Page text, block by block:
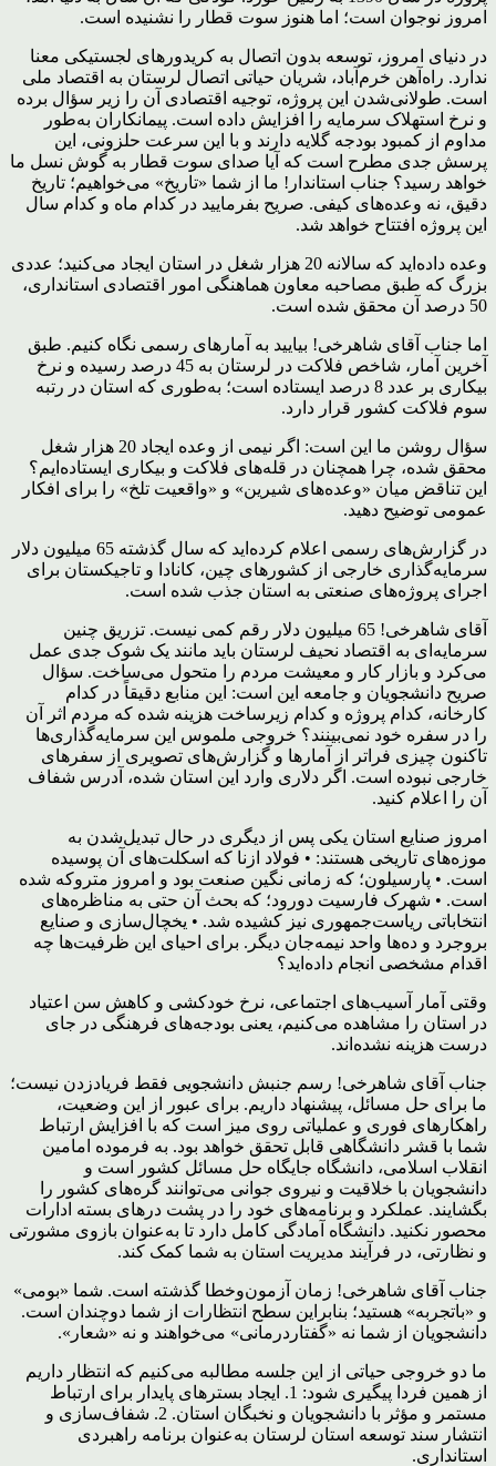
امروز نوجوان است؛ اما هنوز سوت قطار را نشنیده است.
در دنیای امروز، توسعه بدون اتصال به کریدورهای لجستیکی معنا
ندارد. راه‌آهن خرم‌آباد، شریان حیاتی اتصال لرستان به اقتصاد ملی
است. طولانی‌شدن این پروژه، توجیه اقتصادی آن را زیر سؤال برده
و نرخ استهلاک سرمایه را افزایش داده است. پیمانکاران به‌طور
مداوم از کمبود بودجه گلایه دارند و با این سرعت حلزونی، این
پرسش جدی مطرح است که آیا صدای سوت قطار به گوش نسل ما
خواهد رسید؟ جناب استاندار! ما از شما «تاریخ» می‌خواهیم؛ تاریخ
دقیق، نه وعده‌های کیفی. صریح بفرمایید در کدام ماه و کدام سال
این پروژه افتتاح خواهد شد.
وعده داده‌اید که سالانه 20 هزار شغل در استان ایجاد می‌کنید؛ عددی
بزرگ که طبق مصاحبه معاون هماهنگی امور اقتصادی استانداری،
50 درصد آن محقق شده است.
اما جناب آقای شاهرخی! بیایید به آمارهای رسمی نگاه کنیم. طبق
آخرین آمار، شاخص فلاکت در لرستان به 45 درصد رسیده و نرخ
بیکاری بر عدد 8 درصد ایستاده است؛ به‌طوری که استان در رتبه
سوم فلاکت کشور قرار دارد.
سؤال روشن ما این است: اگر نیمی از وعده ایجاد 20 هزار شغل
محقق شده، چرا همچنان در قله‌های فلاکت و بیکاری ایستاده‌ایم؟
این تناقض میان «وعده‌های شیرین» و «واقعیت تلخ» را برای افکار
عمومی توضیح دهید.
در گزارش‌های رسمی اعلام کرده‌اید که سال گذشته 65 میلیون دلار
سرمایه‌گذاری خارجی از کشورهای چین، کانادا و تاجیکستان برای
اجرای پروژه‌های صنعتی به استان جذب شده است.
آقای شاهرخی! 65 میلیون دلار رقم کمی نیست. تزریق چنین
سرمایه‌ای به اقتصاد نحیف لرستان باید مانند یک شوک جدی عمل
می‌کرد و بازار کار و معیشت مردم را متحول می‌ساخت. سؤال
صریح دانشجویان و جامعه این است: این منابع دقیقاً در کدام
کارخانه، کدام پروژه و کدام زیرساخت هزینه شده که مردم اثر آن
را در سفره خود نمی‌بینند؟ خروجی ملموس این سرمایه‌گذاری‌ها
تاکنون چیزی فراتر از آمارها و گزارش‌های تصویری از سفرهای
خارجی نبوده است. اگر دلاری وارد این استان شده، آدرس شفاف
آن را اعلام کنید.
امروز صنایع استان یکی پس از دیگری در حال تبدیل‌شدن به
موزه‌های تاریخی هستند: • فولاد ازنا که اسکلت‌های آن پوسیده
است. • پارسیلون؛ که زمانی نگین صنعت بود و امروز متروکه شده
است. • شهرک فارسیت دورود؛ که بحث آن حتی به مناظره‌های
انتخاباتی ریاست‌جمهوری نیز کشیده شد. • یخچال‌سازی و صنایع
بروجرد و ده‌ها واحد نیمه‌جان دیگر. برای احیای این ظرفیت‌ها چه
اقدام مشخصی انجام داده‌اید؟
وقتی آمار آسیب‌های اجتماعی، نرخ خودکشی و کاهش سن اعتیاد
در استان را مشاهده می‌کنیم، یعنی بودجه‌های فرهنگی در جای
درست هزینه نشده‌اند.
جناب آقای شاهرخی! رسم جنبش دانشجویی فقط فریادزدن نیست؛
ما برای حل مسائل، پیشنهاد داریم. برای عبور از این وضعیت،
راهکارهای فوری و عملیاتی روی میز است که با افزایش ارتباط
شما با قشر دانشگاهی قابل تحقق خواهد بود. به فرموده امامین
انقلاب اسلامی، دانشگاه جایگاه حل مسائل کشور است و
دانشجویان با خلاقیت و نیروی جوانی می‌توانند گره‌های کشور را
بگشایند. عملکرد و برنامه‌های خود را در پشت درهای بسته ادارات
محصور نکنید. دانشگاه آمادگی کامل دارد تا به‌عنوان بازوی مشورتی
و نظارتی، در فرآیند مدیریت استان به شما کمک کند.
جناب آقای شاهرخی! زمان آزمون‌وخطا گذشته است. شما «بومی»
و «باتجربه» هستید؛ بنابراین سطح انتظارات از شما دوچندان است.
دانشجویان از شما نه «گفتاردرمانی» می‌خواهند و نه «شعار».
ما دو خروجی حیاتی از این جلسه مطالبه می‌کنیم که انتظار داریم
از همین فردا پیگیری شود: 1. ایجاد بسترهای پایدار برای ارتباط
مستمر و مؤثر با دانشجویان و نخبگان استان. 2. شفاف‌سازی و
انتشار سند توسعه استان لرستان به‌عنوان برنامه راهبردی
استانداری.